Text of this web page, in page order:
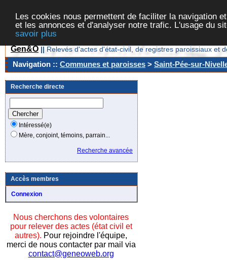
Les cookies nous permettent de faciliter la navigation
et les annonces et d'analyser notre trafic. L'usage du
savoir plus
Gen&O || Relevés d'actes d'état-civil, de registres paroissiaux et
Navigation :: Communes et paroisses > Saint-Pée-sur-
Recherche directe
Intéressé(e)
Mère, conjoint, témoins, parrain...
Recherche avancée
Accès membres
Connexion
Nous cherchons des volontaires
pour relever des actes (état civil et
autres). Pour rejoindre l'équipe,
merci de nous contacter par mail via
contact@geneoweb.org